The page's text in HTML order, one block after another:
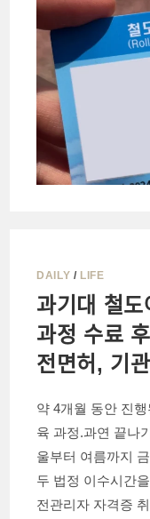
DAILY / LIFE
과기대
과정 수료
전면허,
약 4개월 동안 진
육 과정.과연 끝나
울부터 여름까지
두 법정 이수시간
전관리자 자격증